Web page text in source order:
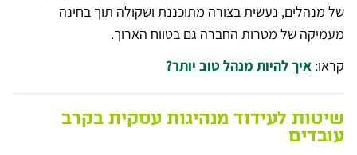
של מנהלים, נעשית בצורה מתוכננת ושקולה תוך בחינה
מעמיקה של מטרות החברה גם בטווח הארוך.
קראו: איך להיות מנהל טוב יותר?
שיטות לעידוד מנהיגות עסקית בקרב
עובדים